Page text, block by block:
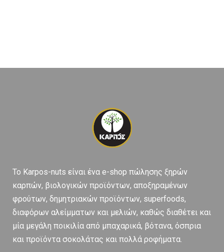
To Karpos-nuts είναι ένα e-shop πώλησης ξηρών
καρπών, βιολογικών προϊόντων, αποξηραμένων
φρούτων, δημητριακών προϊόντων, superfoods,
διαφόρων αλείμματων και μελιών, καθώς διαθέτει και
μία μεγάλη ποικιλία από μπαχαρικά, βότανα, όσπρια
και προϊόντα σοκολάτας και πολλά ροφήματα.